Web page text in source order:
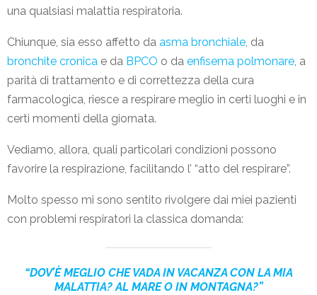
una qualsiasi malattia respiratoria.
Chiunque, sia esso affetto da asma bronchiale, da
bronchite cronica e da BPCO o da enfisema polmonare, a
parità di trattamento e di correttezza della cura
farmacologica, riesce a respirare meglio in certi luoghi e in
certi momenti della giornata.
Vediamo, allora, quali particolari condizioni possono
favorire la respirazione, facilitando l’ “atto del respirare”.
Molto spesso mi sono sentito rivolgere dai miei pazienti
con problemi respiratori la classica domanda:
“DOV’È MEGLIO CHE VADA IN VACANZA CON LA MIA
MALATTIA? AL MARE O IN MONTAGNA?”